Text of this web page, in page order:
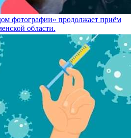
фотографии» продолжает приём
области.